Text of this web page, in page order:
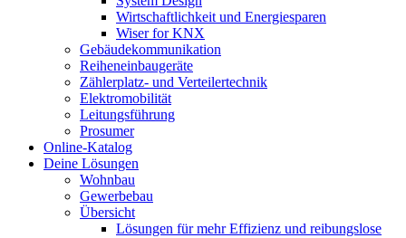
Wirtschaftlichkeit und Energiesparen
Wiser for KNX
Gebäudekommunikation
Reiheneinbaugeräte
Zählerplatz- und Verteilertechnik
Elektromobilität
Leitungsführung
Prosumer
Online-Katalog
Deine Lösungen
Wohnbau
Gewerbebau
Übersicht
Lösungen für mehr Effizienz und reibungslose